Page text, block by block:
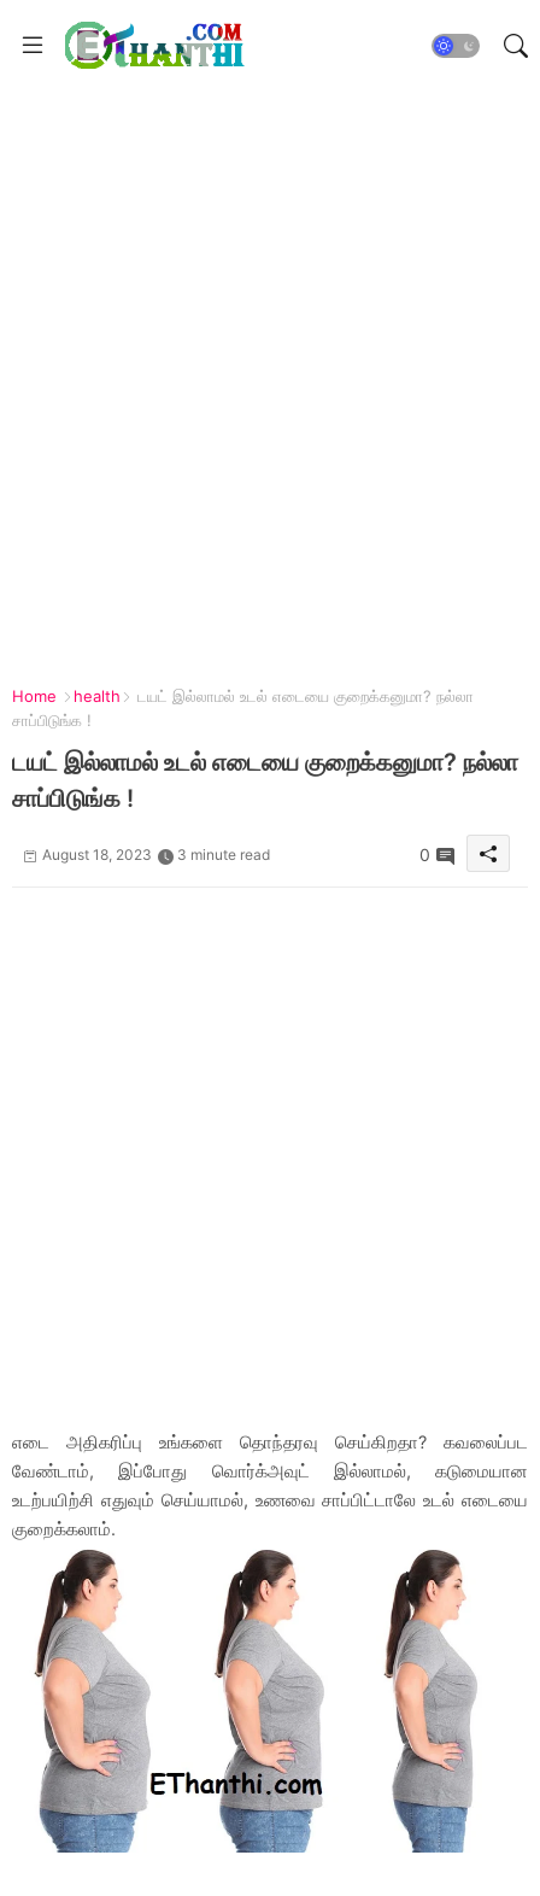
Home health
டயட் இல்லாமல் உடல் எடையை குறைக்கனுமா? நல்லா
சாப்பிடுங்க !
டயட் இல்லாமல் உடல் எடையை குறைக்கனுமா? நல்லா
சாப்பிடுங்க !
August 18, 2023 3 minute read 0
எடை அதிகரிப்பு உங்களை தொந்தரவு செய்கிறதா? கவலைப்பட
வேண்டாம், இப்போது வொர்க்அவுட் இல்லாமல், கடுமையான
உடற்பயிற்சி எதுவும் செய்யாமல், உணவை சாப்பிட்டாலே உடல் எடையை
குறைக்கலாம்.